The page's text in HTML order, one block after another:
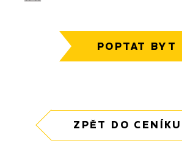
POPTAT BYT
ZPĚT DO CENÍKU